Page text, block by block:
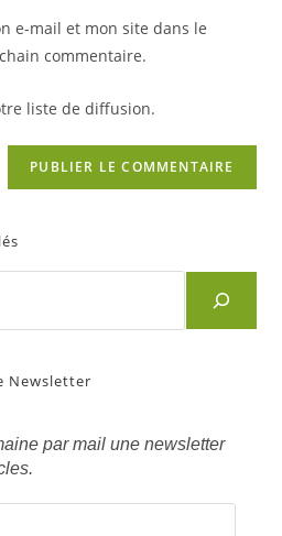
e-mail et mon site dans le
commentaire.
liste de diffusion.
Newsletter
par mail une newsletter